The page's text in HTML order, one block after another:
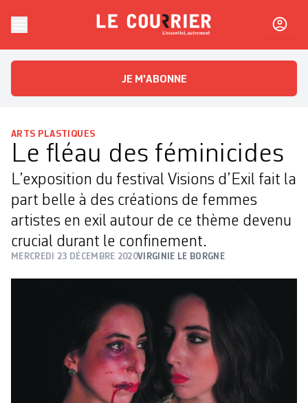
Le CourrierL'essentiel, autrement
JE M'ABONNE
ARTS PLASTIQUES
Le fléau des féminicides
L’exposition du ­festival Visions d’Exil fait la
part belle à des créations de femmes
artistes en exil autour de ce thème devenu
crucial ­durant le confinement.
MERCREDI 23 DÉCEMBRE 2020VIRGINIE LE BORGNE